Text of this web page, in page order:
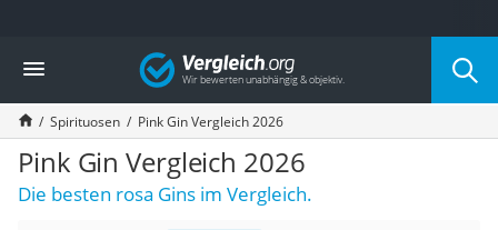
Die beliebtesten Vergleiche nach Kategorie
Lebensmittel
Schwarzkümmelöl
Knäckebrot
Schwarzkümmelöl-Kapseln
Manukahonig
Eiklar
Vergleich
Spirituosen Pink Gin Vergleich 2026
Pink Gin Vergleich 2026
Die besten rosa Gins im Vergleich.